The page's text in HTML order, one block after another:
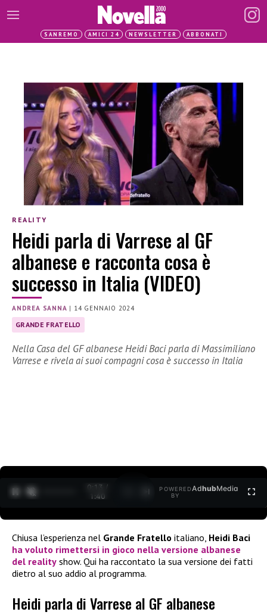
SANREMO AMICI 24 NEWSLETTER ABBONATI
REALITY
Heidi parla di Varrese al GF
albanese e racconta cosa è
successo in Italia (VIDEO)
ANDREA SANNA | 14 GENNAIO 2024
GRANDE FRATELLO
Nella Casa del GF albanese Heidi Baci parla di Massimiliano
Varrese e rivela ai suoi compagni cosa è successo in Italia
0:14 /
1:40
POWERED
BY
AdhubMedia
Chiusa l’esperienza nel Grande Fratello italiano, Heidi Baci
ha voluto rimettersi in gioco nella versione albanese
del reality show. Qui ha raccontato la sua versione dei fatti
dietro al suo addio al programma.
Heidi parla di Varrese al GF albanese